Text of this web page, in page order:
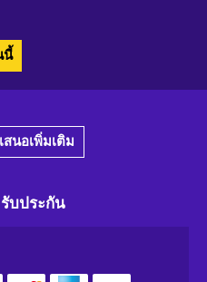
นี้
สนอเพิ่มเติม
รับประกัน